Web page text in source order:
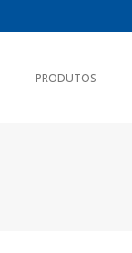
PRODUTOS